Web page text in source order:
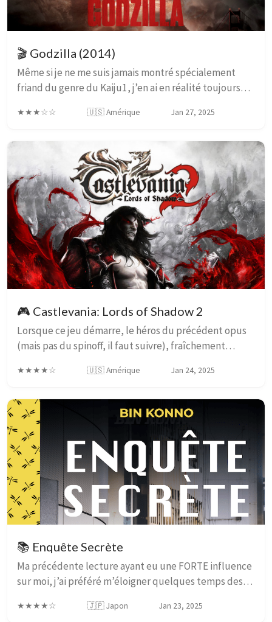
🎬 Godzilla (2014)
Même si je ne me suis jamais montré spécialement
friand du genre du Kaiju1, j’en ai en réalité toujours
Roland Emmerich (et du dessin animé qui en...
★★★☆☆ 🇺🇸 Amérique Jan 27, 2025
🎮 Castlevania: Lords of Shadow 2
Lorsque ce jeu démarre, le héros du précédent opus
(mais pas du spinoff, il faut suivre), fraîchement
l’organisation catholique du coin. Une fois le pr...
★★★★☆ 🇺🇸 Amérique Jan 24, 2025
📚 Enquête Secrète
Ma précédente lecture ayant eu une FORTE influence
sur moi, j’ai préféré m’éloigner quelques temps des
manière dont ces livres s’imposent à moi ...
★★★★☆ 🇯🇵 Japon Jan 23, 2025